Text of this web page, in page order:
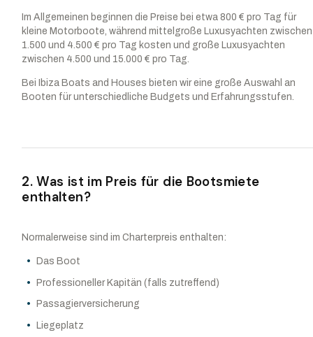
Im Allgemeinen beginnen die Preise bei etwa 800 € pro Tag für
kleine Motorboote, während mittelgroße Luxusyachten zwischen
1.500 und 4.500 € pro Tag kosten und große Luxusyachten
zwischen 4.500 und 15.000 € pro Tag.
Bei Ibiza Boats and Houses bieten wir eine große Auswahl an
Booten für unterschiedliche Budgets und Erfahrungsstufen.
2. Was ist im Preis für die Bootsmiete
enthalten?
Normalerweise sind im Charterpreis enthalten:
Das Boot
Professioneller Kapitän (falls zutreffend)
Passagierversicherung
Liegeplatz